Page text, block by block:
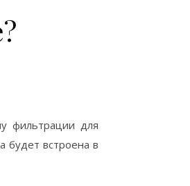
фильтрации для
будет встроена в